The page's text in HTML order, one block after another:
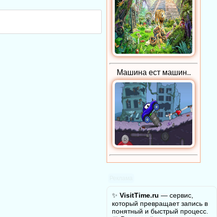
Машина ест машин..
✨ VisitTime.ru — сервис,
который превращает запись в
понятный и быстрый процесс.